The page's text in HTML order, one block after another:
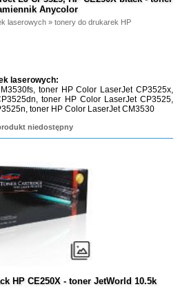
Anycolor
laserowych» tonery do drukarek HP
laserowych:
toner HP Color LaserJet CP3525x,
toner HP Color LaserJet CP3525,
toner HP Color LaserJet CM3530
niedostępny
HP CE250X - toner JetWorld 10.5k